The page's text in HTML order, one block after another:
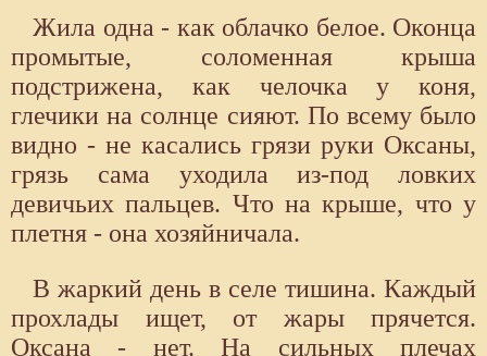
Жила одна - как облачко белое. Оконца
промытые, соломенная крыша
подстрижена, как челочка у коня,
глечики на солнце сияют. По всему было
видно - не касались грязи руки Оксаны,
грязь сама уходила из-под ловких
девичьих пальцев. Что на крыше, что у
плетня - она хозяйничала.
В жаркий день в селе тишина. Каждый
прохлады ищет, от жары прячется.
Оксана - нет. На сильных плечах